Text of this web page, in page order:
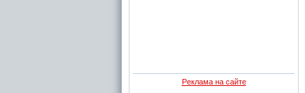
Реклама на сайте